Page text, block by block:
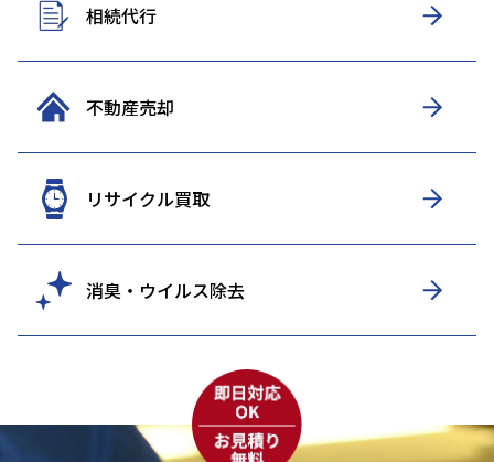
相続代行
不動産売却
リサイクル買取
消臭・ウイルス除去